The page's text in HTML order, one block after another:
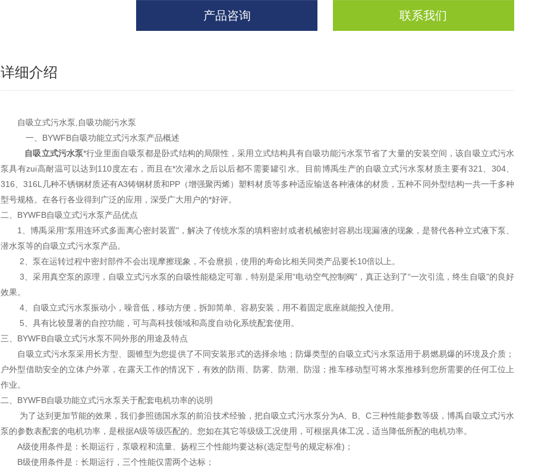
产品咨询 联系我们
详细介绍
自吸立式污水泵,自吸功能污水泵
一、BYWFB自吸功能立式污水泵产品概述
自吸立式污水泵*行业里面自吸泵都是卧式结构的局限性，采用立式结构具有自吸功能污水泵节省了大量的安装空间，该自吸立式污水
泵具有zui高耐温可以达到 110度左右，而且在*次灌水之后以后都不需要罐引水。目前博禹生产的自吸立式污水泵材质主要有321 304、
316 、316L 几种不锈钢材质还有A3铸钢材质和PP（增强聚丙烯）塑料材质等多种适应输送各种液体的材质，五种不同外型结构一共一千多种
型号规格。在各行各业得到广泛的应用，深受广大用户的*好评。
二、 BYWFB自吸立式污水泵产品优点
1
、博禹采用“泵用连环式多面离心密封装置" ，解决了传统水泵的填料密封或者机械密封容易出现漏液的现象，是替代各种立式液下泵、
潜水泵等的自吸立式污水泵产品。
2 、泵在运转过程中密封部件不会出现摩擦现象，不会麿损，使用的寿命比相关同类产品要长10倍以上。
3 、采用真空泵的原理，自吸立式污水泵的自吸性能稳定可靠，特别是采用“电动空气控制阀" ，真正达到了“一次引流，终生自吸"的良好
效果。
4 、自吸立式污水泵振动小，噪音低，移动方便，拆卸简单、容易安装，用不着固定底座就能投入使用。
5 、具有比较显著的自控功能，可与高科技领域和高度自动化系统配套使用。
三、BYWFB自吸立式污水泵不同外形的用途及特点
自吸立式污水泵采用长方型、圆锥型为您提供了不同安装形式的选择余地；防爆类型的自吸立式污水泵适用于易燃易爆的环境及介质；
户外型借助安全的立体户外罩，在露天工作的情况下，有效的防雨、防雾、防潮、防湿；推车移动型可将水泵推移到您所需要的任何工位上
作业。
二、BYWFB自吸功能立式污水泵关于配套电机功率的说明
为了达到更加节能的效果，我们参照德国水泵的前沿技术经验，把自吸立式污水泵分为A B 、C三种性能参数等级，博禹自吸立式污水
泵的参数表配套的电机功率，是根据A级等级匹配的。您如在其它等级级工况使用，可根据具体工况，适当降低所配的电机功率。
A级使用条件是：长期运行，泵吸程和流量、扬程三个性能均要达标(选定型号的规定标准) ；
B级使用条件是：长期运行，三个性能仅需两个达标；